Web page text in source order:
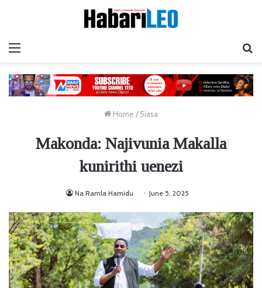
Home / Siasa
Makonda: Najivunia Makalla
kunirithi uenezi
Na Ramla Hamidu June 5, 2025